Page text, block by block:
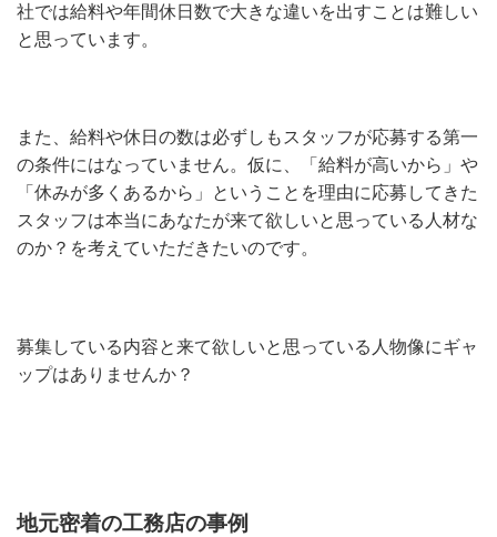
社では給料や年間休日数で大きな違いを出すことは難しい
と思っています。
また、給料や休日の数は必ずしもスタッフが応募する第一
の条件にはなっていません。仮に、「給料が高いから」や
「休みが多くあるから」ということを理由に応募してきた
スタッフは本当にあなたが来て欲しいと思っている人材な
のか？を考えていただきたいのです。
募集している内容と来て欲しいと思っている人物像にギャ
ップはありませんか？
地元密着の工務店の事例